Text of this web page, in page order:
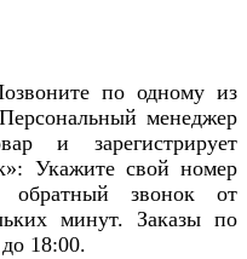
по одному из
менеджер
и зарегистрирует
Укажите свой номер
звонок от
минут. Заказы по
18:00.